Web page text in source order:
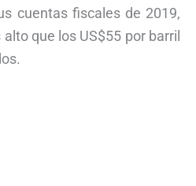
cuentas fiscales de 2019,
que los US$55 por barril